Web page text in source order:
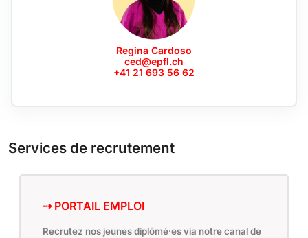
Regina Cardoso
ced@epfl.ch
+41 21 693 56 62
Services de recrutement
⇢ PORTAIL EMPLOI
Recrutez nos jeunes diplômé·es via notre canal de